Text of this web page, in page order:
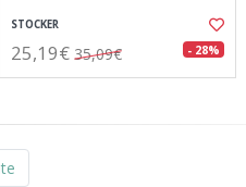
STOCKER
25,19€ 35,09€ - 28%